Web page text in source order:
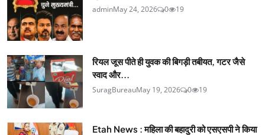
adminMay 24, 2026 0 19
रियल जूस पीते ही युवक की बिगड़ी तबीयत, गटर जैसे
स्वाद और...
SuragBureauMay 19, 2026 0 19
Etah News : महिला की बहादुरी को एसएसपी ने किया